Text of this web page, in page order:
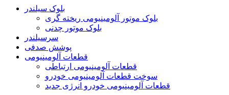
بلوک سیلندر
بلوک موتور آلومینیومی ریخته گری
بلوک موتور چدنی
سرسیلندر
پوشش صدفی
قطعات آلومینیومی
قطعات آلومینیومی ارتباطی
سوخت قطعات آلومینیومی خودرو
قطعات آلومینیومی خودرو انرژی جدید